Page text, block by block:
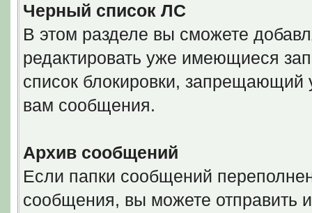
Черный список ЛС
В этом разделе вы сможете
редактировать уже имеющиеся
список блокировки, запрещающий
вам сообщения.
Архив сообщений
Если папки сообщений
сообщения, вы можете отправить